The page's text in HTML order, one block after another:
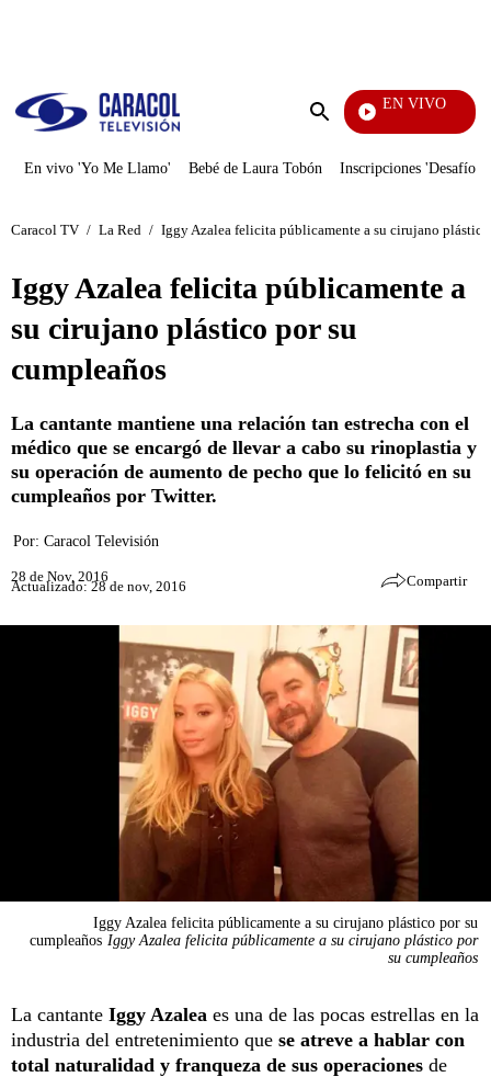
Enviar
EN VIVO
En vivo 'Yo Me Llamo' Bebé de Laura Tobón Inscripciones 'Desafío'
Caracol TV / La Red / Iggy Azalea felicita públicamente a su cirujano
Iggy Azalea felicita públicamente a
su cirujano plástico por su
cumpleaños
La cantante mantiene una relación tan estrecha con el
médico que se encargó de llevar a cabo su rinoplastia y
su operación de aumento de pecho que lo felicitó en su
cumpleaños por Twitter.
Por: Caracol Televisión
28 de Nov, 2016
Actualizado: 28 de nov, 2016 Compartir
Iggy Azalea felicita públicamente a su cirujano plástico por su
cumpleaños Iggy Azalea felicita públicamente a su cirujano plástico por
su cumpleaños
La cantante Iggy Azalea es una de las pocas estrellas en la
industria del entretenimiento que se atreve a hablar con
total naturalidad y franqueza de sus operaciones de